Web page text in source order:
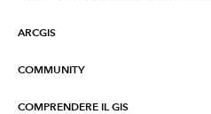
ARCGIS
Informazioni su ArcGIS
COMMUNITY
Esri Community (GeoNet)
COMPRENDERE IL GIS